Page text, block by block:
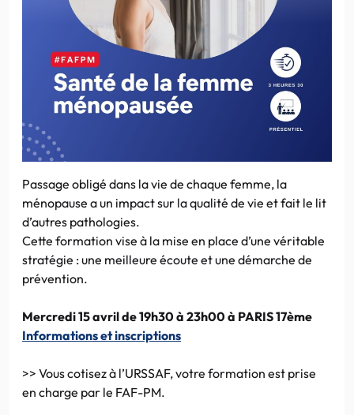
Passage obligé dans la vie de chaque femme, la
ménopause a un impact sur la qualité de vie et fait le lit
d’autres pathologies.
Cette formation vise à la mise en place d’une véritable
stratégie : une meilleure écoute et une démarche de
prévention.
Mercredi 15 avril de 19h30 à 23h00 à PARIS 17ème
Informations et inscriptions
>> Vous cotisez à l’URSSAF, votre formation est prise
en charge par le FAF-PM.